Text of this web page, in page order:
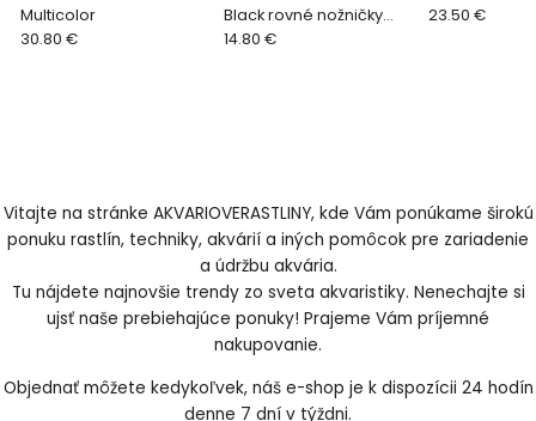
Multicolor
30.80 €
Black rovné nožničky
25cm
14.80 €
23.50 €
Vitajte na stránke AKVARIOVERASTLINY, kde Vám ponúkame širokú
ponuku rastlín, techniky, akvárií a iných pomôcok pre zariadenie
a údržbu akvária.
Tu nájdete najnovšie trendy zo sveta akvaristiky. Nenechajte si
ujsť naše prebiehajúce ponuky! Prajeme Vám príjemné
nakupovanie.
Objednať môžete kedykoľvek, náš e-shop je k dispozícii 24 hodín
denne 7 dní v týždni.